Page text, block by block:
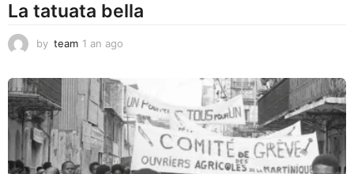
La tatuata bella
by team 1 an ago
a
g
o